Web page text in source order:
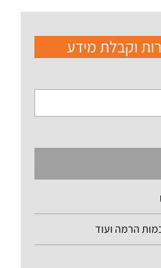
וקבלת מידע
הרמה ועוד